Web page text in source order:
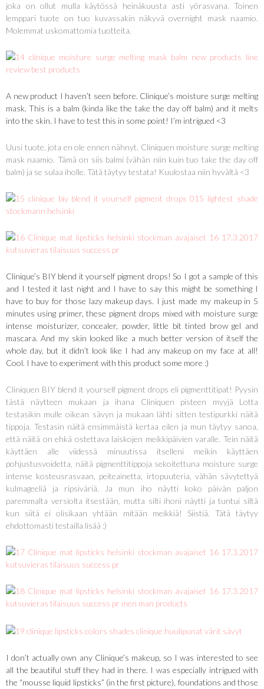
joka on ollut mulla käytössä heinäkuusta asti yörasvana. Toinen
lemppari tuote on tuo kuvassakin näkyvä overnight mask naamio.
Molemmat uskomattomia tuotteita.
A new product I haven’t seen before. Clinique’s moisture surge melting
mask. This is a balm (kinda like the take the day off balm) and it melts
into the skin. I have to test this in some point! I’m intrigued <3
Uusi tuote, jota en ole ennen nähnyt. Cliniquen moisture surge melting
mask naamio. Tämä on siis balmi (vähän niin kuin tuo take the day off
balm) ja se sulaa iholle. Tätä täytyy testata! Kuulostaa niin hyvältä <3
Clinique’s BIY blend it yourself pigment drops! So I got a sample of this
and I tested it last night and I have to say this might be something I
have to buy for those lazy makeup days. I just made my makeup in 5
minutes using primer, these pigment drops mixed with moisture surge
intense moisturizer, concealer, powder, little bit tinted brow gel and
mascara. And my skin looked like a much better version of itself the
whole day, but it didn’t look like I had any makeup on my face at all!
Cool. I have to experiment with this product some more :)
Cliniquen BIY blend it yourself pigment drops eli pigmenttitipat! Pyysin
tästä näytteen mukaan ja ihana Cliniquen pisteen myyjä Lotta
testasikin mulle oikean sävyn ja mukaan lähti sitten testipurkki näitä
tippoja. Testasin näitä ensimmäistä kertaa eilen ja mun täytyy sanoa,
että näitä on ehkä ostettava laiskojen meikkipäivien varalle. Tein näitä
käyttäen alle viidessä minuutissa itselleni meikin käyttäen
pohjustusvoidetta, näitä pigmenttitippoja sekoitettuna moisture surge
intense kosteusrasvaan, peiteainetta, irtopuuteria, vähän sävytettyä
kulmageeliä ja ripsiväriä. Ja mun iho näytti koko päivän paljon
paremmalta versiolta itsestään, mutta silti ihoni näytti ja tuntui siltä
kun siitä ei olisikaan yhtään mitään meikkiä! Siistiä. Tätä täytyy
ehdottomasti testailla lisää :)
I don’t actually own any Clinique’s makeup, so I was interested to see
all the beautiful stuff they had in there. I was especially intrigued with
the “mousse liquid lipsticks” (in the first picture), foundations and those